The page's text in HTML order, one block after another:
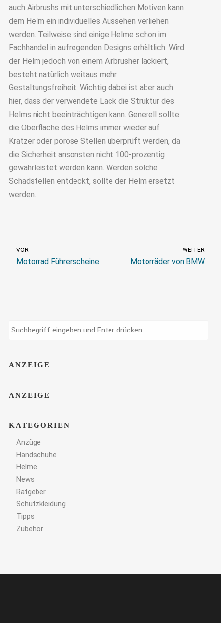
auch Airbrushs mit unterschiedlichen Motiven kann
dem Helm ein individuelles Aussehen verliehen
werden. Teilweise sind einige Helme schon im
Fachhandel in aufregenden Designs erhältlich. Wird
der Helm jedoch von einem Airbrusher lackiert,
besteht natürlich weitaus mehr
Gestaltungsfreiheit. Wichtig dabei ist aber auch
hier, dass der verwendete Lack die Struktur des
Helms nicht beeinträchtigen kann. Generell sollte
die Oberfläche des Helms immer wieder auf
Kratzer oder poröse Stellen überprüft werden, da
die Sicherheit ansonsten nicht 100-prozentig
gewährleistet werden kann. Werden solche
Schadstellen entdeckt, sollte der Helm ersetzt
werden.
VOR
Motorrad Führerscheine
WEITER
Motorräder von BMW
ANZEIGE
ANZEIGE
KATEGORIEN
Anzüge
Handschuhe
Helme
News
Ratgeber
Schutzkleidung
Tipps
Zubehör